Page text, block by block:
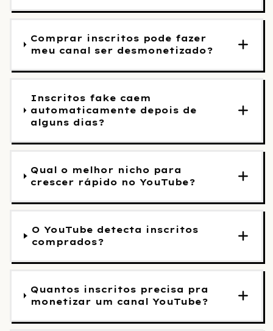
Comprar inscritos pode fazer
meu canal ser desmonetizado?
Inscritos fake caem
automaticamente depois de
alguns dias?
Qual o melhor nicho para
crescer rápido no YouTube?
O YouTube detecta inscritos
comprados?
Quantos inscritos precisa pra
monetizar um canal YouTube?